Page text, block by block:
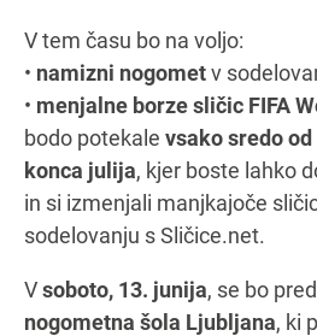
V tem času bo na voljo:
• namizni nogometv
• menjalne borze sličic FIFA
bodo potekale vsako sredo
konca julija, kjer boste lahko
in si izmenjali manjkajoče
sodelovanju sSličice.net.
Vsoboto, 13. junija, se bo
nogometna šola Ljubljana, ki